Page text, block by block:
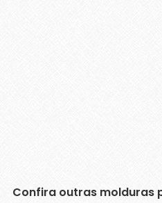
Confira outras molduras